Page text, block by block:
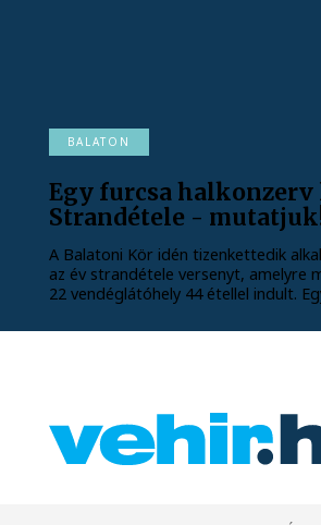
BALATON
Egy furcsa halkonzerv
Strandétele -
A Balatoni Kör idén tizenkettedik
az év strandétele versenyt, amelyre
22 vendéglátóhely 44 étellel indult.